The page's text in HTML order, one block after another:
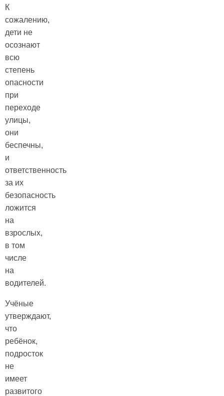
К
сожалению,
дети не
осознают
всю
степень
опасности
при
переходе
улицы,
они
беспечны,
и
ответственность
за их
безопасность
ложится
на
взрослых,
в том
числе
на
водителей.
Учёные
утверждают,
что
ребёнок,
подросток
не
имеет
развитого